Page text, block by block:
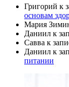
Григорий к
основам
Мария
Даниил к
Савва к
Даниил к
питании